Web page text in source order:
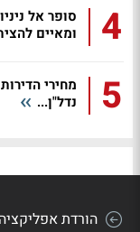
4
סופר אל
ומאיים
5
מחירי
נדל"ן...
הורדת אפליקציה